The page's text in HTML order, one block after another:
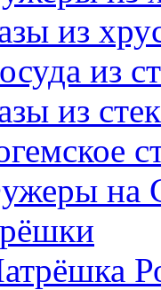
из
из
из
на